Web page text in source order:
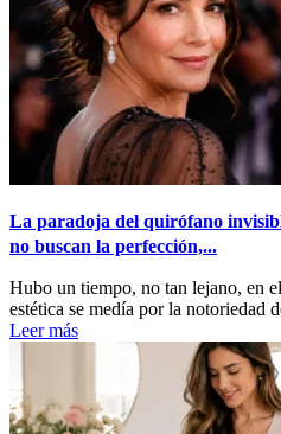
La paradoja del quirófano
no buscan la perfección,...
Hubo un tiempo, no tan lejano, en
estética se medía por la notoriedad
Leer más